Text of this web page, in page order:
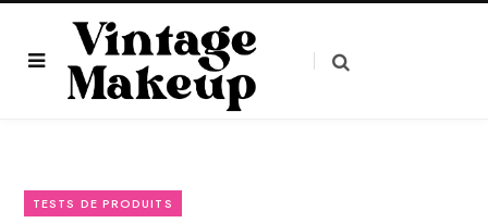
TESTS DE PRODUITS